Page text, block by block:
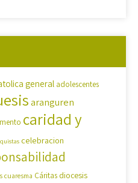
general adolescentes
aranguren
caridad y
celebracion
cuaresma Cáritas diocesis